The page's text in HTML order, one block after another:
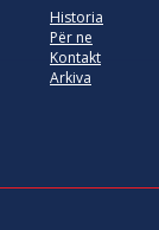
Historia
Për ne
Kontakt
Arkiva